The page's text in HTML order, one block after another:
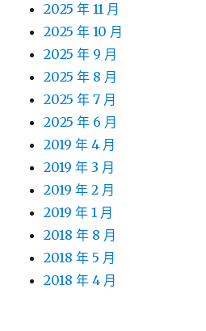
2025 年 11 月
2025 年 10 月
2025 年 9 月
2025 年 8 月
2025 年 7 月
2025 年 6 月
2019 年 4 月
2019 年 3 月
2019 年 2 月
2019 年 1 月
2018 年 8 月
2018 年 5 月
2018 年 4 月